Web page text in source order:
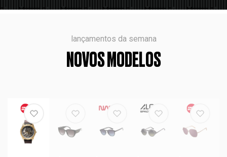
lançamentos da semana
NOVOS MODELOS